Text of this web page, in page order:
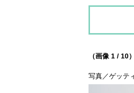
（画像 1 / 10）
写真／ゲッテ